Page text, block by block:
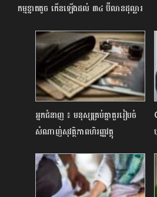
កម្មខ្នាតតូច កើនឡើងដល់ ៣៤ ប៊ីលានដុល្លារ
អ្នកជំនាញ ៖ មនុស្សគ្រប់គ្នាគួររៀបចំ
សំណាញ់សុវត្ថិភាពហិរញ្ញវត្ថុ
ឃើញ